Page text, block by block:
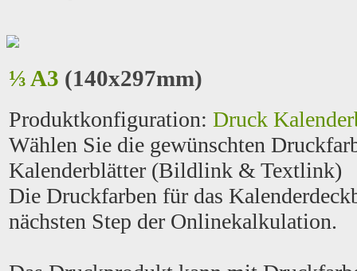
⅓ A3 (140x297mm)
Produktkonfiguration: Druck
Wählen Sie die gewünschten
Kalenderblätter (Bildlink & Textlink)
Die Druckfarben für das
nächsten Step der Onlinekalkulation.